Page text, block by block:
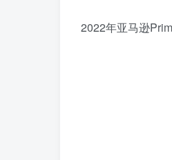
2022年亚马逊